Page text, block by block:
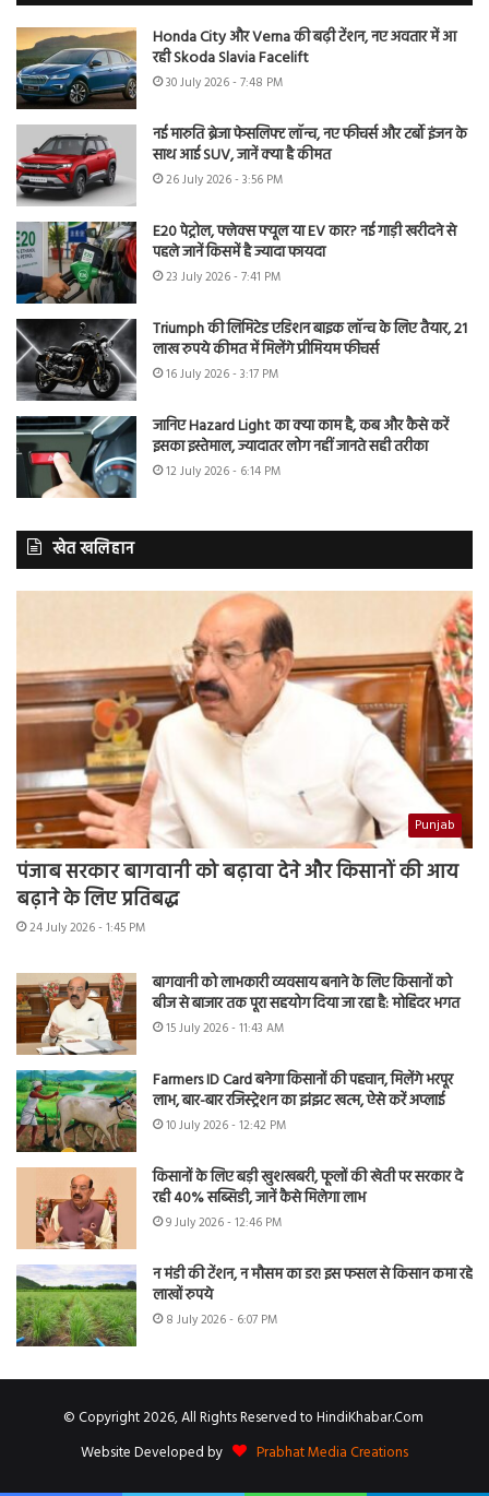
Honda City और Verna की बढ़ी टेंशन, नए अवतार में आ
रही Skoda Slavia Facelift
30 July 2026 - 7:48 PM
नई मारुति ब्रेजा फेसलिफ्ट लॉन्च, नए फीचर्स और टर्बो इंजन के
साथ आई SUV, जानें क्या है कीमत
26 July 2026 - 3:56 PM
E20 पेट्रोल, फ्लेक्स फ्यूल या EV कार? नई गाड़ी खरीदने से
पहले जानें किसमें है ज्यादा फायदा
23 July 2026 - 7:41 PM
Triumph की लिमिटेड एडिशन बाइक लॉन्च के लिए तैयार, 21
लाख रुपये कीमत में मिलेंगे प्रीमियम फीचर्स
16 July 2026 - 3:17 PM
जानिए Hazard Light का क्या काम है, कब और कैसे करें
इसका इस्तेमाल, ज्यादातर लोग नहीं जानते सही तरीका
12 July 2026 - 6:14 PM
खेत खलिहान
Punjab
पंजाब सरकार बागवानी को बढ़ावा देने और किसानों की आय
बढ़ाने के लिए प्रतिबद्ध
24 July 2026 - 1:45 PM
बागवानी को लाभकारी व्यवसाय बनाने के लिए किसानों को
बीज से बाजार तक पूरा सहयोग दिया जा रहा है: मोहिंदर भगत
15 July 2026 - 11:43 AM
Farmers ID Card बनेगा किसानों की पहचान, मिलेंगे भरपूर
लाभ, बार-बार रजिस्ट्रेशन का झंझट खत्म, ऐसे करें अप्लाई
10 July 2026 - 12:42 PM
किसानों के लिए बड़ी खुशखबरी, फूलों की खेती पर सरकार दे
रही 40% सब्सिडी, जानें कैसे मिलेगा लाभ
9 July 2026 - 12:46 PM
न मंडी की टेंशन, न मौसम का डर! इस फसल से किसान कमा रहे
लाखों रुपये
8 July 2026 - 6:07 PM
© Copyright 2026, All Rights Reserved to HindiKhabar.Com
Website Developed by
Prabhat Media Creations